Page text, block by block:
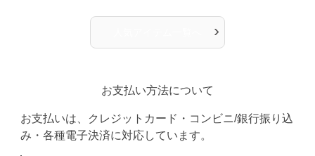
›
お支払い方法について
お支払いは、クレジットカード・コンビニ/銀行振り込
み・各種電子決済に対応しています。